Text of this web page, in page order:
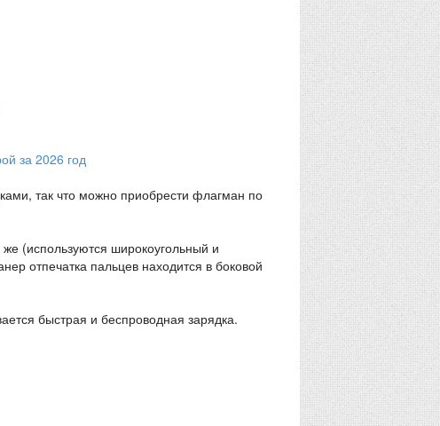
так что можно приобрести флагман по
(используются широкоугольный и
отпечатка пальцев находится в боковой
быстрая и беспроводная зарядка.